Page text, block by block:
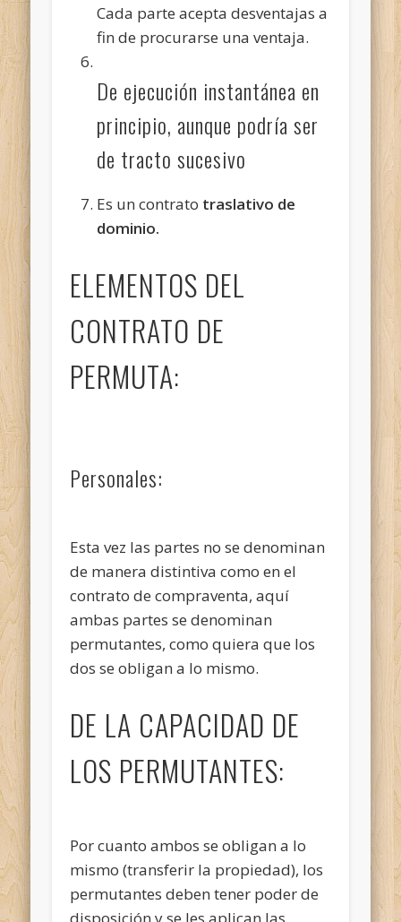
Cada parte acepta desventajas a
fin de procurarse una ventaja.
De ejecución instantánea en
principio, aunque podría ser
de tracto sucesivo
Es un contrato traslativo de
dominio.
ELEMENTOS DEL
CONTRATO DE
PERMUTA:
Personales:
Esta vez las partes no se denominan
de manera distintiva como en el
contrato de compraventa, aquí
ambas partes se denominan
permutantes, como quiera que los
dos se obligan a lo mismo.
DE LA CAPACIDAD DE
LOS PERMUTANTES:
Por cuanto ambos se obligan a lo
mismo (transferir la propiedad), los
permutantes deben tener poder de
disposición y se les aplican las